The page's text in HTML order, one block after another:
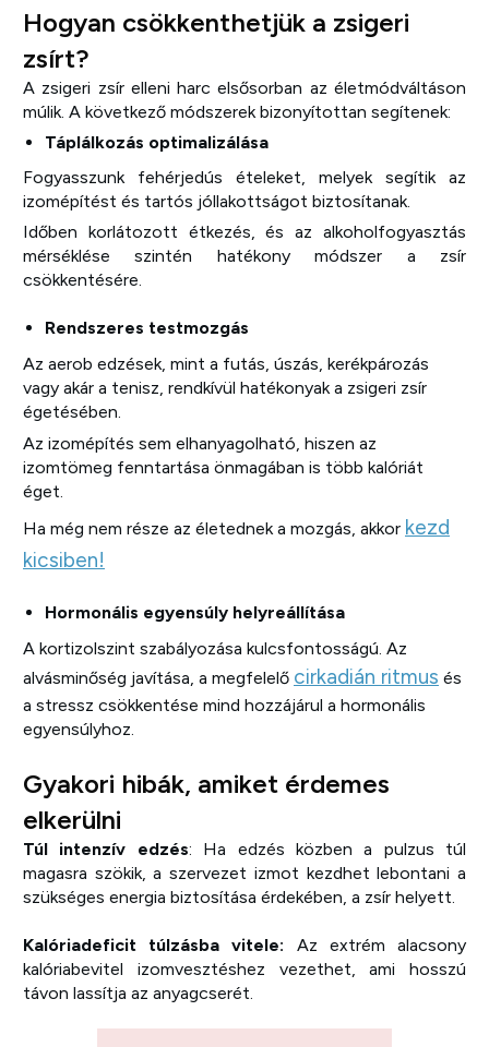
Hogyan csökkenthetjük a zsigeri
zsírt?
A zsigeri zsír elleni harc elsősorban az életmódváltáson
múlik. A következő módszerek bizonyítottan segítenek:
Táplálkozás optimalizálása
Fogyasszunk fehérjedús ételeket, melyek segítik az
izomépítést és tartós jóllakottságot biztosítanak.
Időben korlátozott étkezés, és az alkoholfogyasztás
mérséklése szintén hatékony módszer a zsír
csökkentésére.
Rendszeres testmozgás
Az aerob edzések, mint a futás, úszás, kerékpározás
vagy akár a tenisz, rendkívül hatékonyak a zsigeri zsír
égetésében.
Az izomépítés sem elhanyagolható, hiszen az
izomtömeg fenntartása önmagában is több kalóriát
éget.
Ha még nem része az életednek a mozgás, akkor kezd
kicsiben!
Hormonális egyensúly helyreállítása
A kortizolszint szabályozása kulcsfontosságú. Az
alvásminőség javítása, a megfelelő cirkadián ritmus és
a stressz csökkentése mind hozzájárul a hormonális
egyensúlyhoz.
Gyakori hibák, amiket érdemes
elkerülni
Túl intenzív edzés: Ha edzés közben a pulzus túl
magasra szökik, a szervezet izmot kezdhet lebontani a
szükséges energia biztosítása érdekében, a zsír helyett.
Kalóriadeficit túlzásba vitele: Az extrém alacsony
kalóriabevitel izomvesztéshez vezethet, ami hosszú
távon lassítja az anyagcserét.